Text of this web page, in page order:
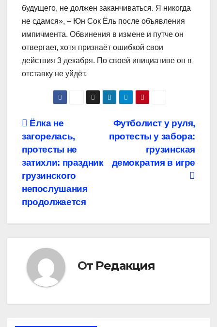
будущего, не должен заканчиваться. Я никогда
не сдамся», – Юн Сок Ёль после объявления
импичмента. Обвинения в измене и путче он
отвергает, хотя признаёт ошибкой свои
действия 3 декабря. По своей инициативе он в
отставку не уйдёт.
Навигация
по
записям
Футболист у руля,
протесты у забора:
грузинская
демократия в игре
Ёлка не
загорелась,
протесты не
затихли: праздник
грузинского
непослушания
продолжается
От Редакция